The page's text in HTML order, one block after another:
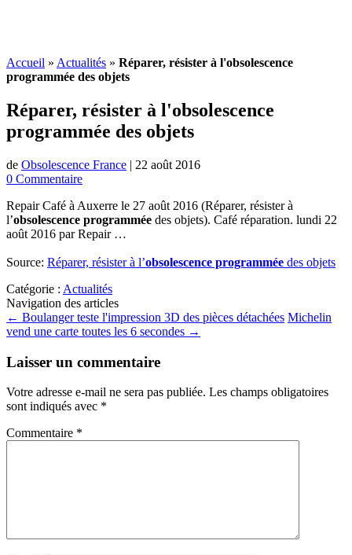
Accueil » Actualités » Réparer, résister à l'obsolescence
programmée des objets
Réparer, résister à l'obsolescence
programmée des objets
de Obsolescence France | 22 août 2016
0 Commentaire
Repair Café à Auxerre le 27 août 2016 (Réparer, résister à
l’obsolescence programmée des objets). Café réparation. lundi 22
août 2016 par Repair …
Source: Réparer, résister à l’obsolescence programmée des objets
Catégorie : Actualités
Navigation des articles
← Boulanger teste l'impression 3D des pièces détachées Michelin
vend une carte toutes les 6 secondes →
Laisser un commentaire
Votre adresse e-mail ne sera pas publiée. Les champs obligatoires
sont indiqués avec *
Commentaire *